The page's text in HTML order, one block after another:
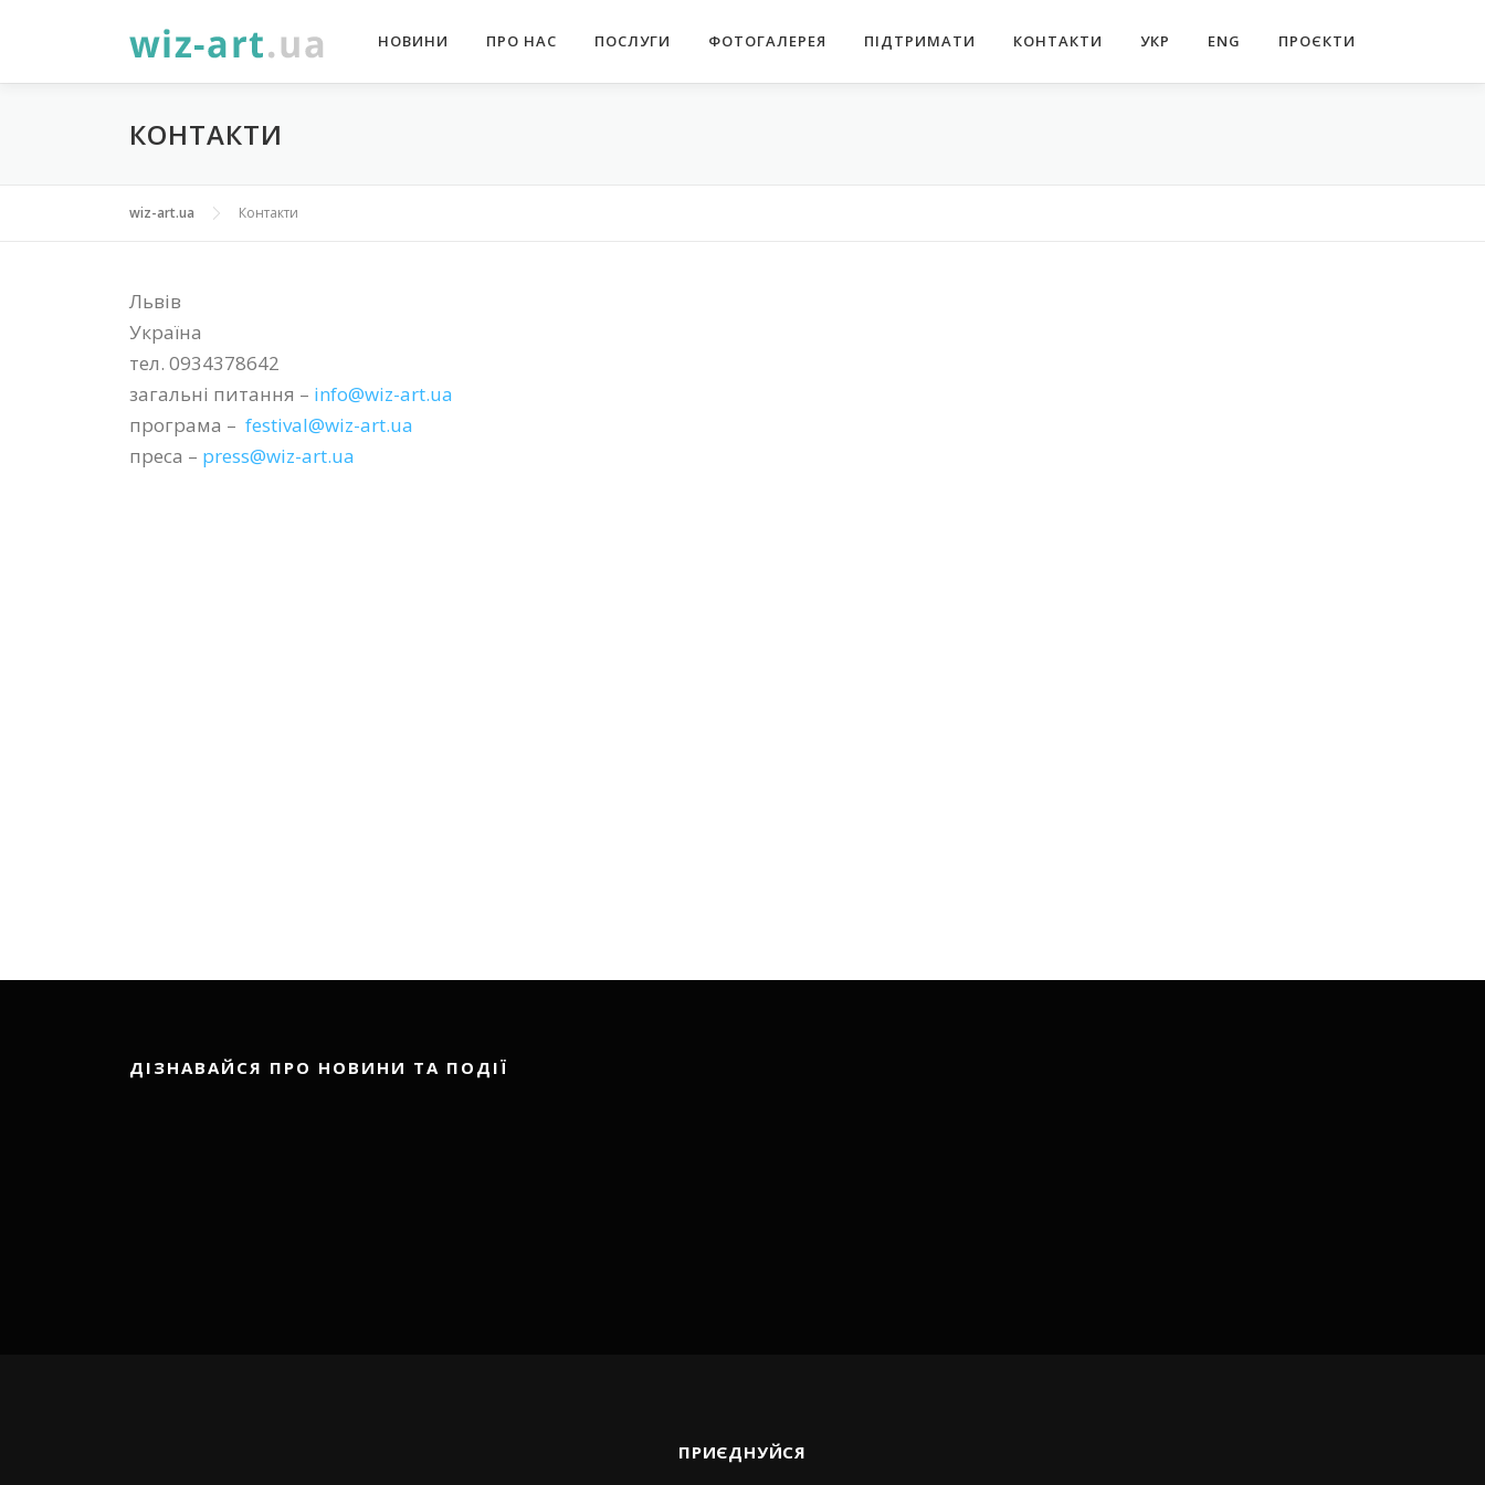
НОВИНИ ПРО НАС ПОСЛУГИ ФОТОГАЛЕРЕЯ ПІДТРИМАТИ КОНТАКТИ УКР ENG ПРОЄКТИ
КОНТАКТИ
wiz-art.ua Контакти
Львів
Україна
тел. 0934378642
загальні питання – info@wiz-art.ua
програма – festival@wiz-art.ua
преса – press@wiz-art.ua
ДІЗНАВАЙСЯ ПРО НОВИНИ ТА ПОДІЇ
ПРИЄДНУЙСЯ